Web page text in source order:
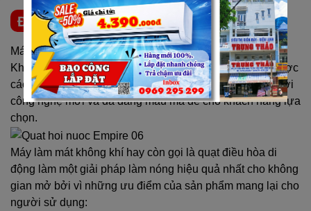
ĐẶC ĐIỂM NỔI BẬT
Máy làm mát không khí Empire 8900
Khí hậu ngày càng nóng lên sản phẩm làm mát cũng được
các nhà sản xuất nghiên cứu đưa ra những sản phẩm với
công nghệ mới và đa dang mẫu mã để cho khách hàng lựa
chọn.
Máy làm mát không khí hay còn gọi là quạt điều hòa di
động làm một giải pháp làm nóng hiệu quả nhất cho không
gian mở bởi vì những ưu điểm của sản phẩm mang lại cho
người sử dụng: